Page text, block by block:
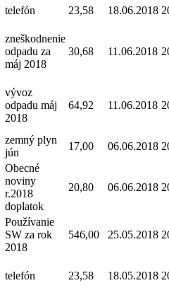
telefón 23,58 18.06.2018
zneškodnenie
odpadu za
máj 2018
30,68 11.06.2018
vývoz
odpadu máj
2018
64,92 11.06.2018
zemný plyn
jún
17,00 06.06.2018
Obecné
noviny
r.2018
doplatok
20,80 06.06.2018
Používanie
SW za rok
2018
546,00 25.05.2018
telefón 23,58 18.05.2018